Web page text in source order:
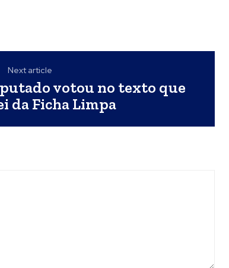
Next article
votou no texto que
da Ficha Limpa